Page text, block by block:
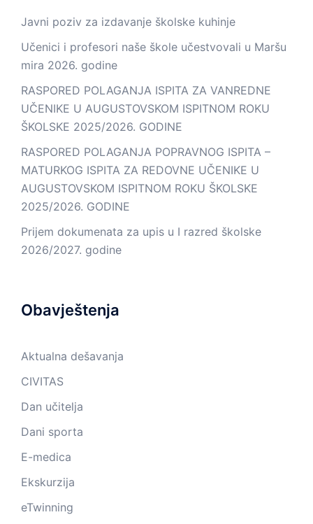
Javni poziv za izdavanje školske kuhinje
Učenici i profesori naše škole učestvovali u Maršu
mira 2026. godine
RASPORED POLAGANJA ISPITA ZA VANREDNE
UČENIKE U AUGUSTOVSKOM ISPITNOM ROKU
ŠKOLSKE 2025/2026. GODINE
RASPORED POLAGANJA POPRAVNOG ISPITA –
MATURKOG ISPITA ZA REDOVNE UČENIKE U
AUGUSTOVSKOM ISPITNOM ROKU ŠKOLSKE
2025/2026. GODINE
Prijem dokumenata za upis u I razred školske
2026/2027. godine
Obavještenja
Aktualna dešavanja
CIVITAS
Dan učitelja
Dani sporta
E-medica
Ekskurzija
eTwinning